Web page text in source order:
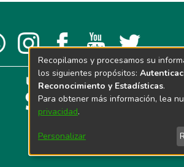
Recopilamos y procesamos su
los siguientes propósitos:
Reconocimiento y Estadísticas.
Para obtener más información, lea
privacidad.
Personalizar